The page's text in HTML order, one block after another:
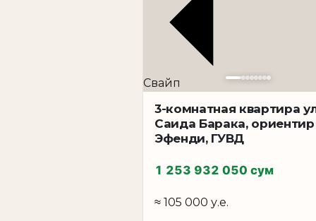
комнатную квартиру в Ташкенте,
Ташкент, квартира для аренды
Общая площадь составляет 75 м² —
пространство: отдельные комнаты,
самых востребованных на рынке
Такие квартиры в Ташкенте
Квартира продаётся с мебелью и
После покупки можно сразу заехать
покупателей, ориентированных на
Улица Нукусская — это активная
сервисы и удобные транспортные
Свайп
3-комнатная квартира
Саида Барака, ориентир
Эфенди, ГУВД
1 253 932 050 сум
≈ 105 000 у.е.